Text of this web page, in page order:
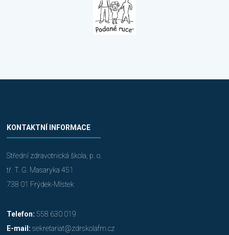
KONTAKTNÍ INFORMACE
Střední zdravotnická škola, p. o.
tř. T. G. Masaryka 451
738 01 Frýdek-Místek
Telefon: 558 630 019
E-mail: sekretariat@zdrskolafm.cz